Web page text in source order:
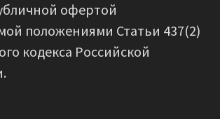
офертой
положениями Статьи 437(2)
кодекса Российской